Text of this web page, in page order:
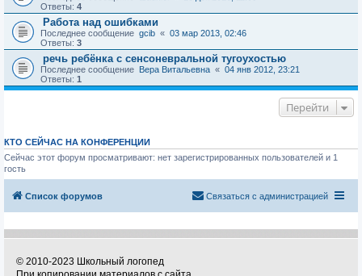
Ответы: 4
Работа над ошибками
Последнее сообщение gcib « 03 мар 2013, 02:46
Ответы: 3
речь ребёнка с сенсоневральной тугоухостью
Последнее сообщение Вера Витальевна « 04 янв 2012, 23:21
Ответы: 1
Перейти
КТО СЕЙЧАС НА КОНФЕРЕНЦИИ
Сейчас этот форум просматривают: нет зарегистрированных пользователей и 1
гость
Список форумов Связаться с администрацией
© 2010-2023 Школьный логопед